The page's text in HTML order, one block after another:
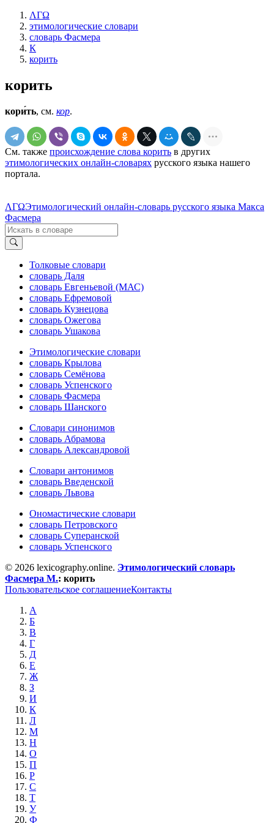
ΛΓΩ
этимологические словари
словарь Фасмера
К
корить
корить
кори́ть, см. кор.
См. также происхождение слова корить в других
этимологических онлайн-словарях русского языка нашего
портала.
ΛΓΩЭтимологический онлайн-словарь русского языка Макса
Фасмера
Толковые словари
словарь Даля
словарь Евгеньевой (МАС)
словарь Ефремовой
словарь Кузнецова
словарь Ожегова
словарь Ушакова
Этимологические словари
словарь Крылова
словарь Семёнова
словарь Успенского
словарь Фасмера
словарь Шанского
Словари синонимов
словарь Абрамова
словарь Александровой
Словари антонимов
словарь Введенской
словарь Львова
Ономастические словари
словарь Петровского
словарь Суперанской
словарь Успенского
© 2026 lexicography.online. Этимологический словарь
Фасмера М.: корить
Пользовательское соглашениеКонтакты
А
Б
В
Г
Д
Е
Ж
З
И
К
Л
М
Н
О
П
Р
С
Т
У
Ф